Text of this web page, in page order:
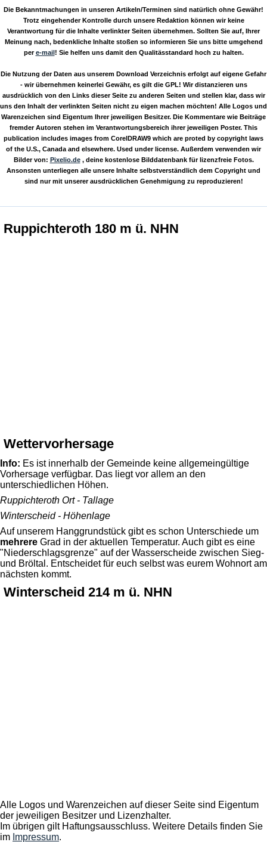
Die Bekanntmachungen in unseren Artikeln/Terminen sind natürlich ohne Gewähr!
Trotz eingehender Kontrolle durch unsere Redaktion können wir keine
Verantwortung für die Inhalte verlinkter Seiten übernehmen. Sollten Sie auf, Ihrer
Meinung nach, bedenkliche Inhalte stoßen so informieren Sie uns bitte umgehend
pere-mail! Sie helfen uns damit den Qualitässtandard hoch zu halten.
Die Nutzung der Daten aus unserem Download Verzeichnis erfolgt auf eigene Gefahr
- wir übernehmen keinerlei Gewähr, es gilt die GPL! Wir distanzieren uns
ausdrücklich von den Links dieser Seite zu anderen Seiten und stellen klar, dass wir
uns den Inhalt der verlinkten Seiten nicht zu eigen machen möchten! Alle Logos und
Warenzeichen sind Eigentum Ihrer jeweiligen Besitzer. Die Kommentare wie Beiträge
fremder Autoren stehen im Verantwortungsbereich ihrer jeweiligen Poster. This
publication includes images from CorelDRAW9 which are proted by copyright laws
of the U.S., Canada and elsewhere. Used under license. Außerdem verwenden wir
Bilder von: Pixelio.de, deine kostenlose Bilddatenbank für lizenzfreie Fotos.
Ansonsten unterliegen alle unsere Inhalte selbstverständlich dem Copyright und
sind nur mit unserer ausdrücklichen Genehmigung zu reproduzieren!
Ruppichteroth 180 m ü. NHN
Wettervorhersage
Info: Es ist innerhalb der Gemeinde keine allgemeingültige
Vorhersage verfügbar. Das liegt vor allem an den
unterschiedlichen Höhen.
Ruppichteroth Ort - Tallage
Winterscheid - Höhenlage
Auf unserem Hanggrundstück gibt es schon Unterschiede um
mehrere Grad in der aktuellen Temperatur. Auch gibt es eine
"Niederschlagsgrenze" auf der Wasserscheide zwischen Sieg-
und Bröltal. Entscheidet für euch selbst was eurem Wohnort am
nächsten kommt.
Winterscheid 214 m ü. NHN
Alle Logos und Warenzeichen auf dieser Seite sind Eigentum
der jeweiligen Besitzer und Lizenzhalter.
Im übrigen gilt Haftungsausschluss. Weitere Details finden Sie
im Impressum.